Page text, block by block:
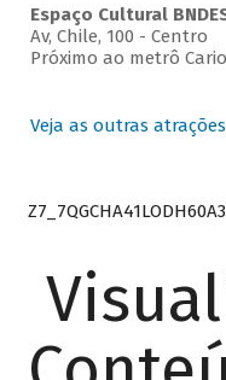
Espaço Cultural
Av, Chile, 100 - Centro
Próximo ao metrô
Veja as outras